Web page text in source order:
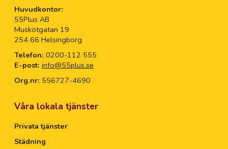
Huvudkontor:
55Plus AB
Muskötgatan 19
254 66 Helsingborg
Telefon: 0200-112 555
E-post: info@55plus.se
Org.nr: 556727-4690
Våra lokala tjänster
Privata tjänster
Städning